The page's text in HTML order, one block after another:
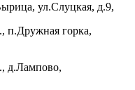
ул.Слуцкая, д.9,
п.Дружная горка,
д.Лампово,